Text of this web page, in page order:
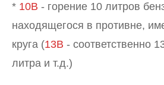
* 10В - горение 10 литров
находящегося в противне,
круга (13В - соответственно
литра и т.д.)